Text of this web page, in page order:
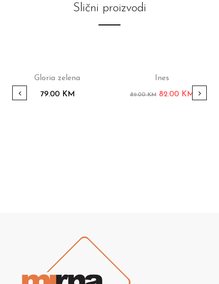
Slični proizvodi
Gloria zelena
79.00 KM
Ines
89.00KM 82.00 KM